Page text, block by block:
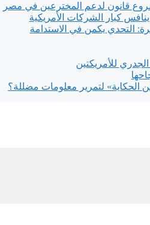
قانون لدعم المخترعين في مصر
كبار الشركات الأمريكية
للأمريكتين
لتمرير معلومات مضللة؟